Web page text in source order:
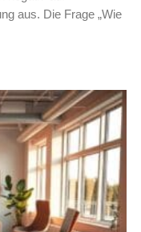
aus. Die Frage „Wie